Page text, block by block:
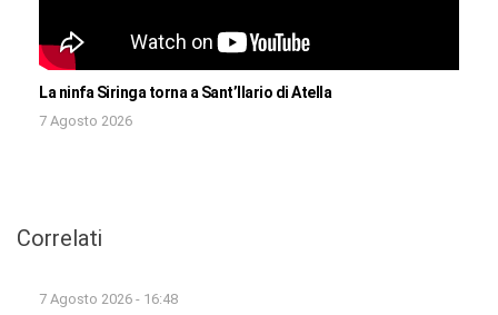
La ninfa Siringa torna a Sant’Ilario di Atella
7 Agosto 2026
Correlati
7 Agosto 2026 - 16:48